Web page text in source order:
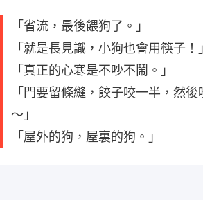
「省流，最後餵狗了。」
「就是長見識，小狗也會用筷子！」
「真正的心寒是不吵不鬧。」
「門要留條縫，餃子咬一半，然
～」
「屋外的狗，屋裏的狗。」